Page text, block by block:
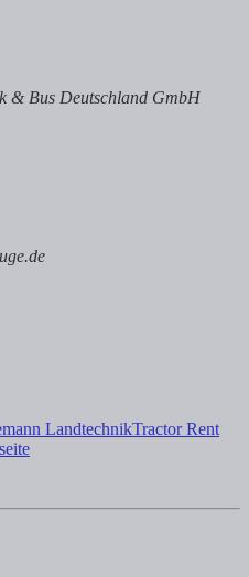
& Bus Deutschland GmbH
LandtechnikTractor Rent